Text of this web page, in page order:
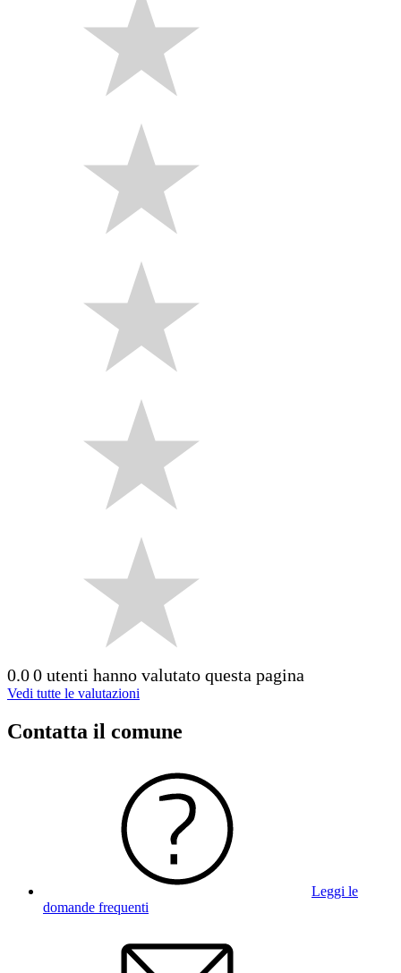
0.00 utenti hanno valutato questa pagina
Vedi tutte le valutazioni
Contatta il comune
Leggi le
domande frequenti